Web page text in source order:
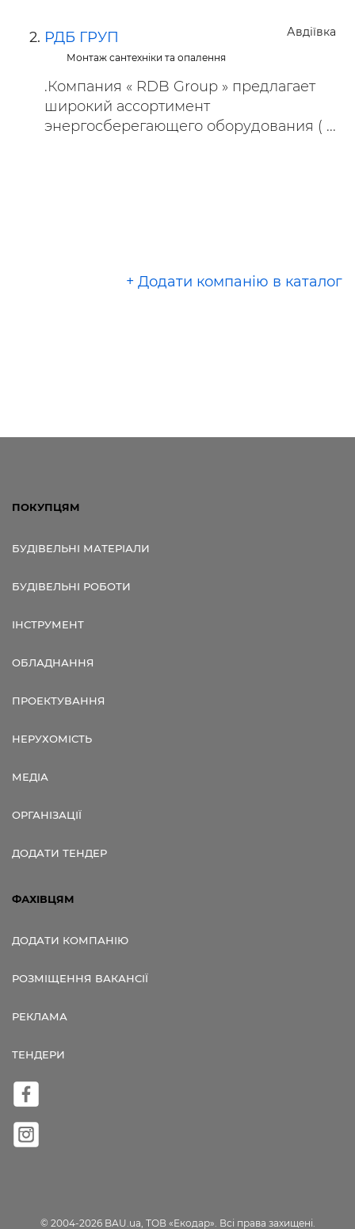
Авдіївка
РДБ ГРУП
Монтаж сантехніки та опалення
.Компания « RDB Group » предлагает
широкий ассортимент
энергосберегающего оборудования ( ...
+ Додати компанію в каталог
ПОКУПЦЯМ
БУДІВЕЛЬНІ МАТЕРІАЛИ
БУДІВЕЛЬНІ РОБОТИ
ІНСТРУМЕНТ
ОБЛАДНАННЯ
ПРОЕКТУВАННЯ
НЕРУХОМІСТЬ
МЕДІА
ОРГАНІЗАЦІЇ
ДОДАТИ ТЕНДЕР
ФАХІВЦЯМ
ДОДАТИ КОМПАНІЮ
РОЗМІЩЕННЯ ВАКАНСІЇ
РЕКЛАМА
ТЕНДЕРИ
© 2004-2026 BAU.ua, ТОВ «Екодар». Всі права захищені.